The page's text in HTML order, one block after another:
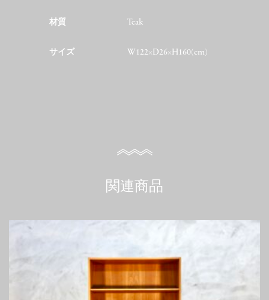
材質 Teak
サイズ W122×D26×H160(cm)
関連商品